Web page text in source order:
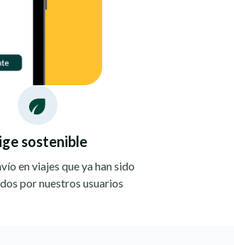
sostenible
en viajes que ya han sido
por nuestros usuarios